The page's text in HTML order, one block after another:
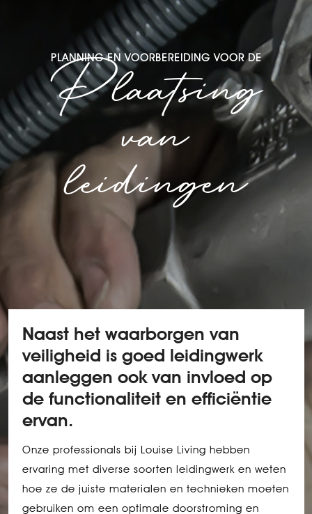
PLANNING EN VOORBEREIDING VOOR DE
Plaatsing
van
leidingen
Naast het waarborgen van
veiligheid is goed leidingwerk
aanleggen ook van invloed op
de functionaliteit en efficiëntie
ervan.
Onze professionals bij Louise Living hebben
ervaring met diverse soorten leidingwerk en weten
hoe ze de juiste materialen en technieken moeten
gebruiken om een optimale doorstroming en